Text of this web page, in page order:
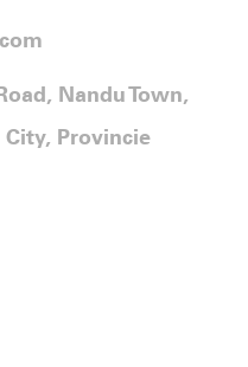
Nandu Town,
Provincie